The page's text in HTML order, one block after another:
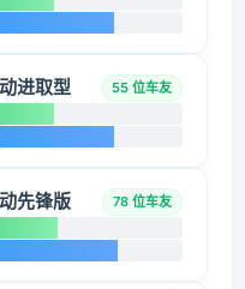
进取型 55 位车友
先锋版 78 位车友